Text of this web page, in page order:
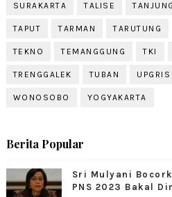
SURAKARTA TALISE
TAPUT TARMAN TARUTUNG
TEKNO TEMANGGUNG TKI
TRENGGALEK TUBAN UPGRIS
WONOSOBO YOGYAKARTA
Berita Popular
Sri Mulyani
PNS 2023 Bakal